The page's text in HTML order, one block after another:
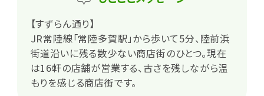
【すずらん通り】
JR常陸線「常陸多賀駅」から歩いて5分、陸前浜
街道沿いに残る数少ない商店街のひとつ。現在
は16軒の店舗が営業する、古さを残しながら温
もりを感じる商店街です。